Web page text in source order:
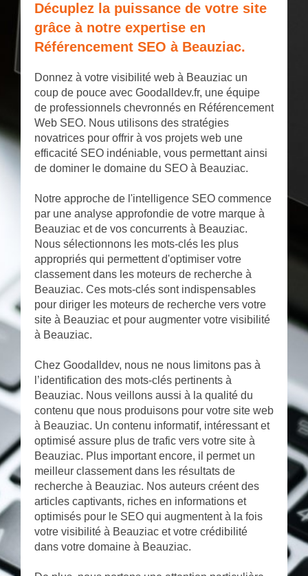
Décuplez la puissance de votre site
grâce à notre expertise en
Référencement SEO à Beauziac.
Donnez à votre visibilité web à Beauziac un
coup de pouce avec Goodalldev.fr, une équipe
de professionnels chevronnés en Référencement
Web SEO. Nous utilisons des stratégies
novatrices pour offrir à vos projets web une
efficacité SEO indéniable, vous permettant ainsi
de dominer le domaine du SEO à Beauziac.
Notre approche de l'intelligence SEO commence
par une analyse approfondie de votre marque à
Beauziac et de vos concurrents à Beauziac.
Nous sélectionnons les mots-clés les plus
appropriés qui permettent d'optimiser votre
classement dans les moteurs de recherche à
Beauziac. Ces mots-clés sont indispensables
pour diriger les moteurs de recherche vers votre
site à Beauziac et pour augmenter votre visibilité
à Beauziac.
Chez Goodalldev, nous ne nous limitons pas à
l’identification des mots-clés pertinents à
Beauziac. Nous veillons aussi à la qualité du
contenu que nous produisons pour votre site web
à Beauziac. Un contenu informatif, intéressant et
optimisé assure plus de trafic vers votre site à
Beauziac. Plus important encore, il permet un
meilleur classement dans les résultats de
recherche à Beauziac. Nos auteurs créent des
articles captivants, riches en informations et
optimisés pour le SEO qui augmentent à la fois
votre visibilité à Beauziac et votre crédibilité
dans votre domaine à Beauziac.